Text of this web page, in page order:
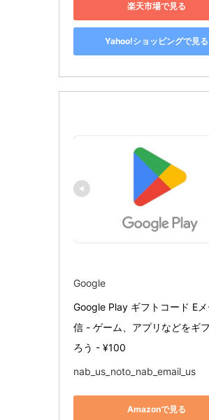
楽天市場で見る
Yahoo!ショッピングで見る
Google
Google Play ギフトコード E
信 - ゲーム、アプリなどをギ
ろう - ¥100
nab_us_noto_nab_email_us
Amazonで見る